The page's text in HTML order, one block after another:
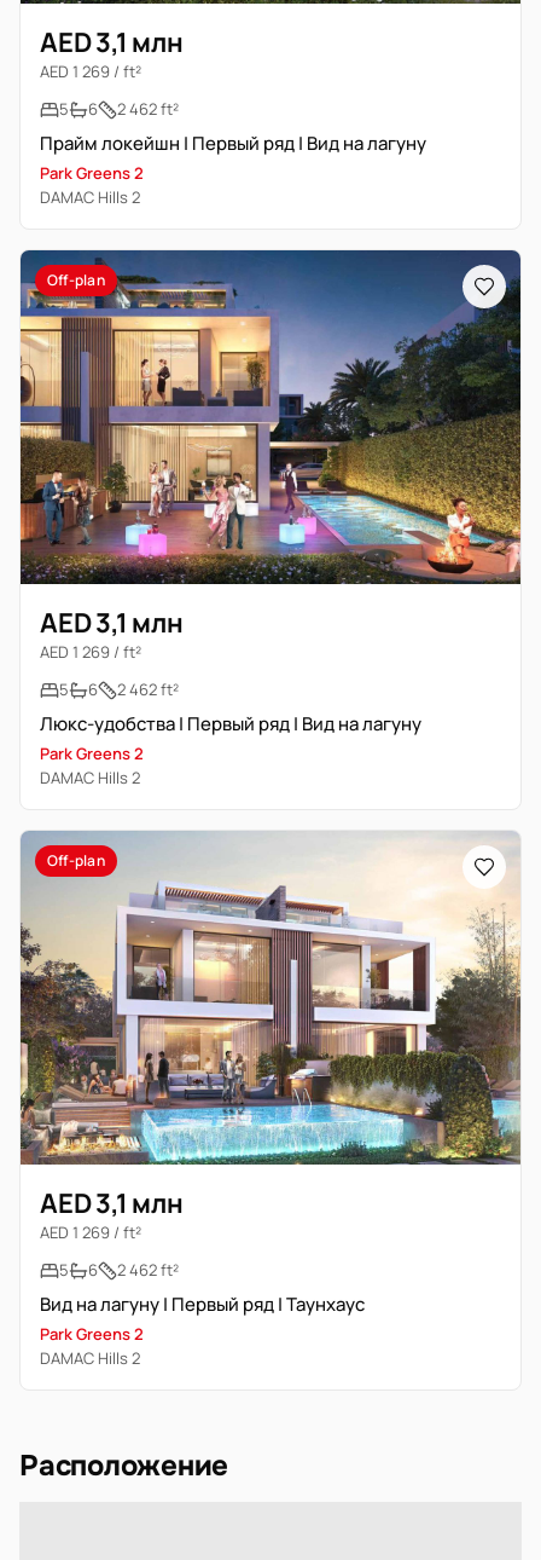
AED 3,1 млн
AED 1 269 / ft²
5
6 2 462 ft²
Прайм локейшн | Первый ряд | Вид на лагуну
Park Greens 2
DAMAC Hills 2
Off-plan
AED 3,1 млн
AED 1 269 / ft²
5
6 2 462 ft²
Люкс-удобства | Первый ряд | Вид на лагуну
Park Greens 2
DAMAC Hills 2
Off-plan
AED 3,1 млн
AED 1 269 / ft²
5
6 2 462 ft²
Вид на лагуну | Первый ряд | Таунхаус
Park Greens 2
DAMAC Hills 2
Расположение